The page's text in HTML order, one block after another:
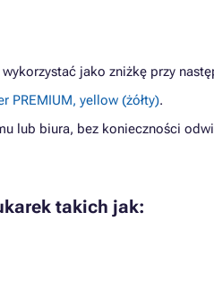
jako zniżkę przy
PREMIUM, yellow (żółty).
lub biura, bez konieczności
takich jak: